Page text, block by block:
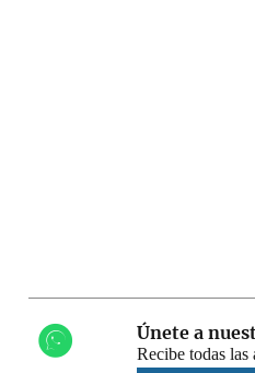
Únete a
Recibe todas las